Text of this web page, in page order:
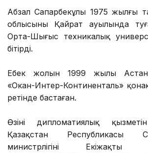
Абзал Сапарбекұлы 1975 жылғы
облысының Қайрат ауылында
Орта-Шығыс техникалық
бітірді.
Еңбек жолын 1999 жылы
«Окан-Интер-Континенталь» қонақ
ретінде бастаған.
Өзінің дипломатиялық
Қазақстан Республикасы
министрлігінің Екіжақты